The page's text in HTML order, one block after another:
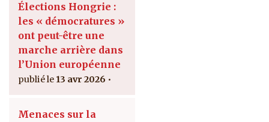
Élections Hongrie :
les « démocratures »
ont peut-être une
marche arrière dans
l’Union européenne
13 avr 2026
Menaces sur la